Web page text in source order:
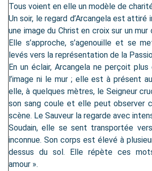
Tous voient en elle un modèle de
Un soir, le regard d’Arcangela est
une image du Christ en croix sur un mur
Elle s’approche, s’agenouille et se
levés vers la représentation de la
En un éclair, Arcangela ne perçoit plus
l’image ni le mur ; elle est à présent
elle, à quelques mètres, le Seigneur
son sang coule et elle peut observer
scène. Le Sauveur la regarde avec
Soudain, elle se sent transportée
inconnue. Son corps est élevé à
dessus du sol. Elle répète ces
amour ».